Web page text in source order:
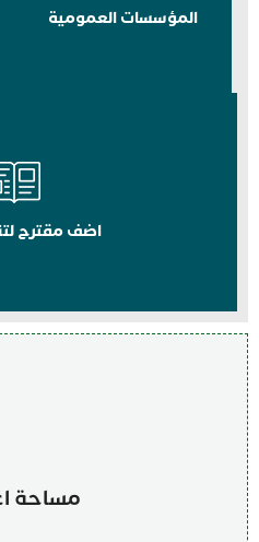
المؤسسات العمومية
اضف مقترح
مساحة